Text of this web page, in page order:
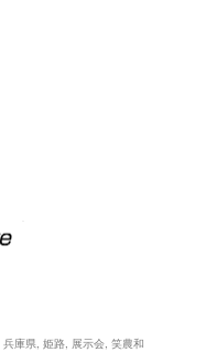
兵庫県, 姫路, 展示会, 笑農和